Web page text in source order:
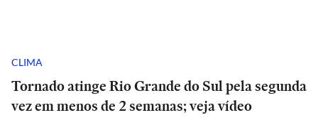
CLIMA
Tornado atinge Rio Grande do Sul pela segunda
vez em menos de 2 semanas; veja vídeo